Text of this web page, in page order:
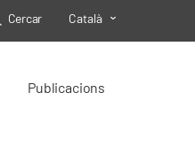
Cercar Toggle Select
Català
Publicacions